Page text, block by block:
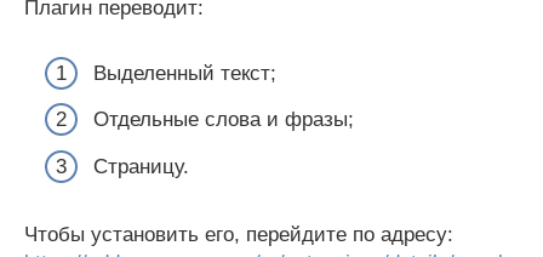
Плагин переводит:
Выделенный текст;
Отдельные слова и фразы;
Страницу.
Чтобы установить его, перейдите по адресу: